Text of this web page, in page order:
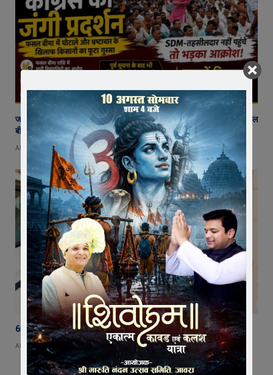
जावरा में किसानों और कांग्रेस का जंगी प्रदर्शन, राजस्व विभाग में भ्रष्टाचार और फसल
बीमा पर जताया आक्रोश
AUGUST 6, 2026
65 हजार रुपए भाड़ा न देने का आरोप, ट्रक चालक ने एसडीएम को सौंपा ज्ञापन
AUGUST 5, 2026